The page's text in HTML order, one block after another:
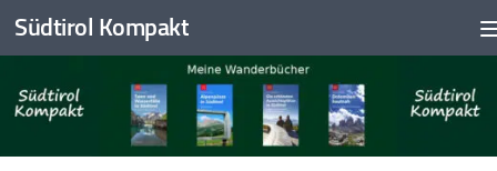
Skip to content
Südtirol Kompakt